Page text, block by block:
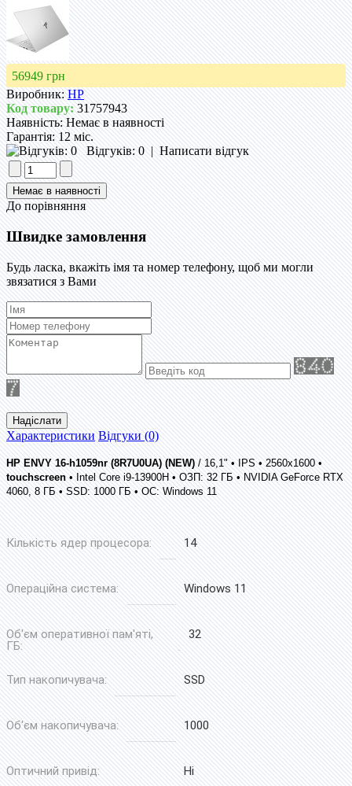
56949 грн
Виробник: HP
Код товару:31757943
Наявність:Немає в наявності
Гарантія:12 міс.
Відгуків: 0|Написати відгук
До порівняння
Швидке замовлення
Будь ласка, вкажіть імя та номер телефону, щоб ми могли
звязатися з Вами
Надіслати
Характеристики Відгуки (0)
HP ENVY 16-h1059nr (8R7U0UA) (NEW)/ 16,1" • IPS • 2560x1600 •
touchscreen• Intel Core i9-13900H • ОЗП: 32 ГБ • NVIDIA GeForce RTX
4060, 8 ГБ • SSD: 1000 ГБ • ОС: Windows 11
Кількість ядер процесора: 14
Операційна система: Windows 11
Об'єм оперативної пам'яті,
ГБ:
32
Тип накопичувача: SSD
Об'єм накопичувача: 1000
Оптичний привід: Ні